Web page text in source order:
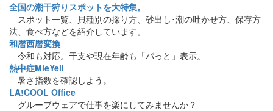
全国の潮干狩りスポットを大特集。
スポット一覧、貝種別の採り方、砂出し･潮の吐かせ方、保存方
法、食べ方などを紹介しています。
和暦西暦変換
令和も対応。干支や現在年齢も「パっと」表示。
熱中症MieYell
暑さ指数を確認しよう。
LA!COOL Office
グループウェアで仕事を楽にしてみませんか？